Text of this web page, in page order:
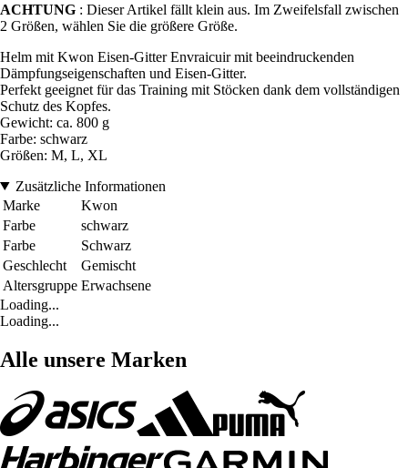
ACHTUNG : Dieser Artikel fällt klein aus. Im Zweifelsfall zwischen
2 Größen, wählen Sie die größere Größe.
Helm mit Kwon Eisen-Gitter Envraicuir mit beeindruckenden
Dämpfungseigenschaften und Eisen-Gitter.
Perfekt geeignet für das Training mit Stöcken dank dem vollständigen
Schutz des Kopfes.
Gewicht: ca. 800 g
Farbe: schwarz
Größen: M, L, XL
Zusätzliche Informationen
Marke
Kwon
Farbe
schwarz
Farbe
Schwarz
Geschlecht
Gemischt
Altersgruppe Erwachsene
Loading...
Loading...
Alle unsere Marken